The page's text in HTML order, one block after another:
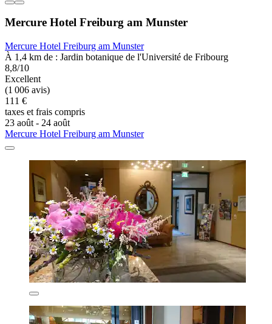
Mercure Hotel Freiburg am Munster
Mercure Hotel Freiburg am Munster
À 1,4 km de : Jardin botanique de l'Université de Fribourg
8,8/10
Excellent
(1 006 avis)
111 €
taxes et frais compris
23 août - 24 août
Mercure Hotel Freiburg am Munster